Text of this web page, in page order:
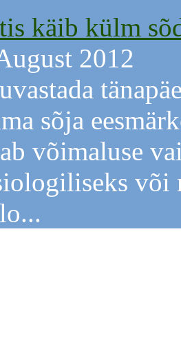
käib külm
2012
sõja
võimaluse
või